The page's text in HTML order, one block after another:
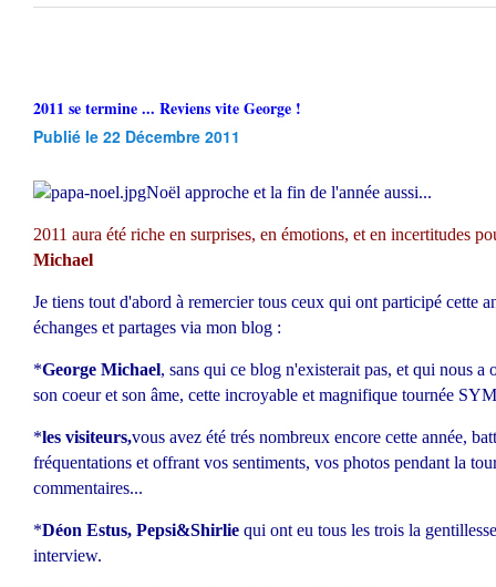
2011 se termine ... Reviens vite George !
Publié le 22 Décembre 2011
Noël approche et la fin de l'année aussi...
2011 aura été riche en surprises, en émotions, et en incertitudes
Michael
Je tiens tout d'abord à remercier tous ceux qui ont participé cette
échanges et partages via mon blog :
*George Michael, sans qui ce blog n'existerait pas, et qui nous a
son coeur et son âme, cette incroyable et magnifique tournée
*les visiteurs,vous avez été trés nombreux encore cette année,
fréquentations et offrant vos sentiments, vos photos pendant la
commentaires...
*Déon Estus, Pepsi&Shirlie qui ont eu tous les trois la
interview.